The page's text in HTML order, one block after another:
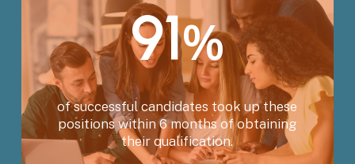
91%
of successful candidates took up these
positions within 6 months of obtaining
their qualification.